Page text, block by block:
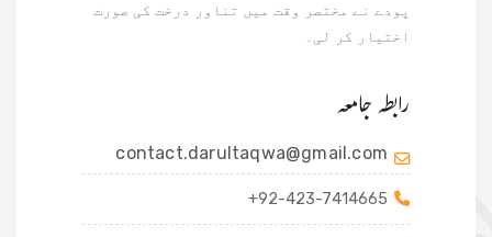
پودے نے مختصر وقت میں تناور درخت کی صورت
اختیار کر لی۔
رابطہ جامعہ
contact.darultaqwa@gmail.com
+92-423-7414665